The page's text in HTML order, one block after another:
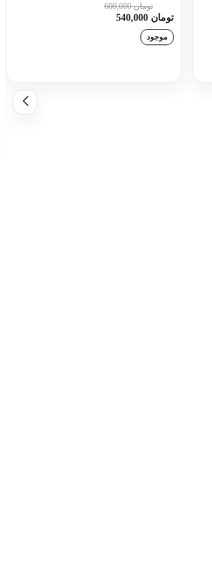
تومان 600,000
تومان 540,000
موجود